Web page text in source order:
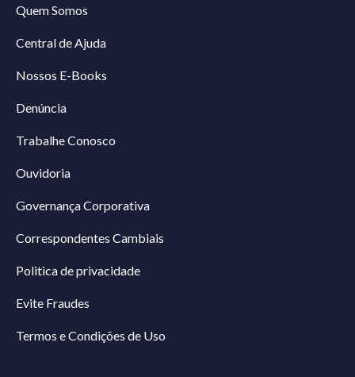
Quem Somos
Central de Ajuda
Nossos E-Books
Denúncia
Trabalhe Conosco
Ouvidoria
Governança Corporativa
Correspondentes Cambiais
Politica de privacidade
Evite Fraudes
Termos e Condições de Uso